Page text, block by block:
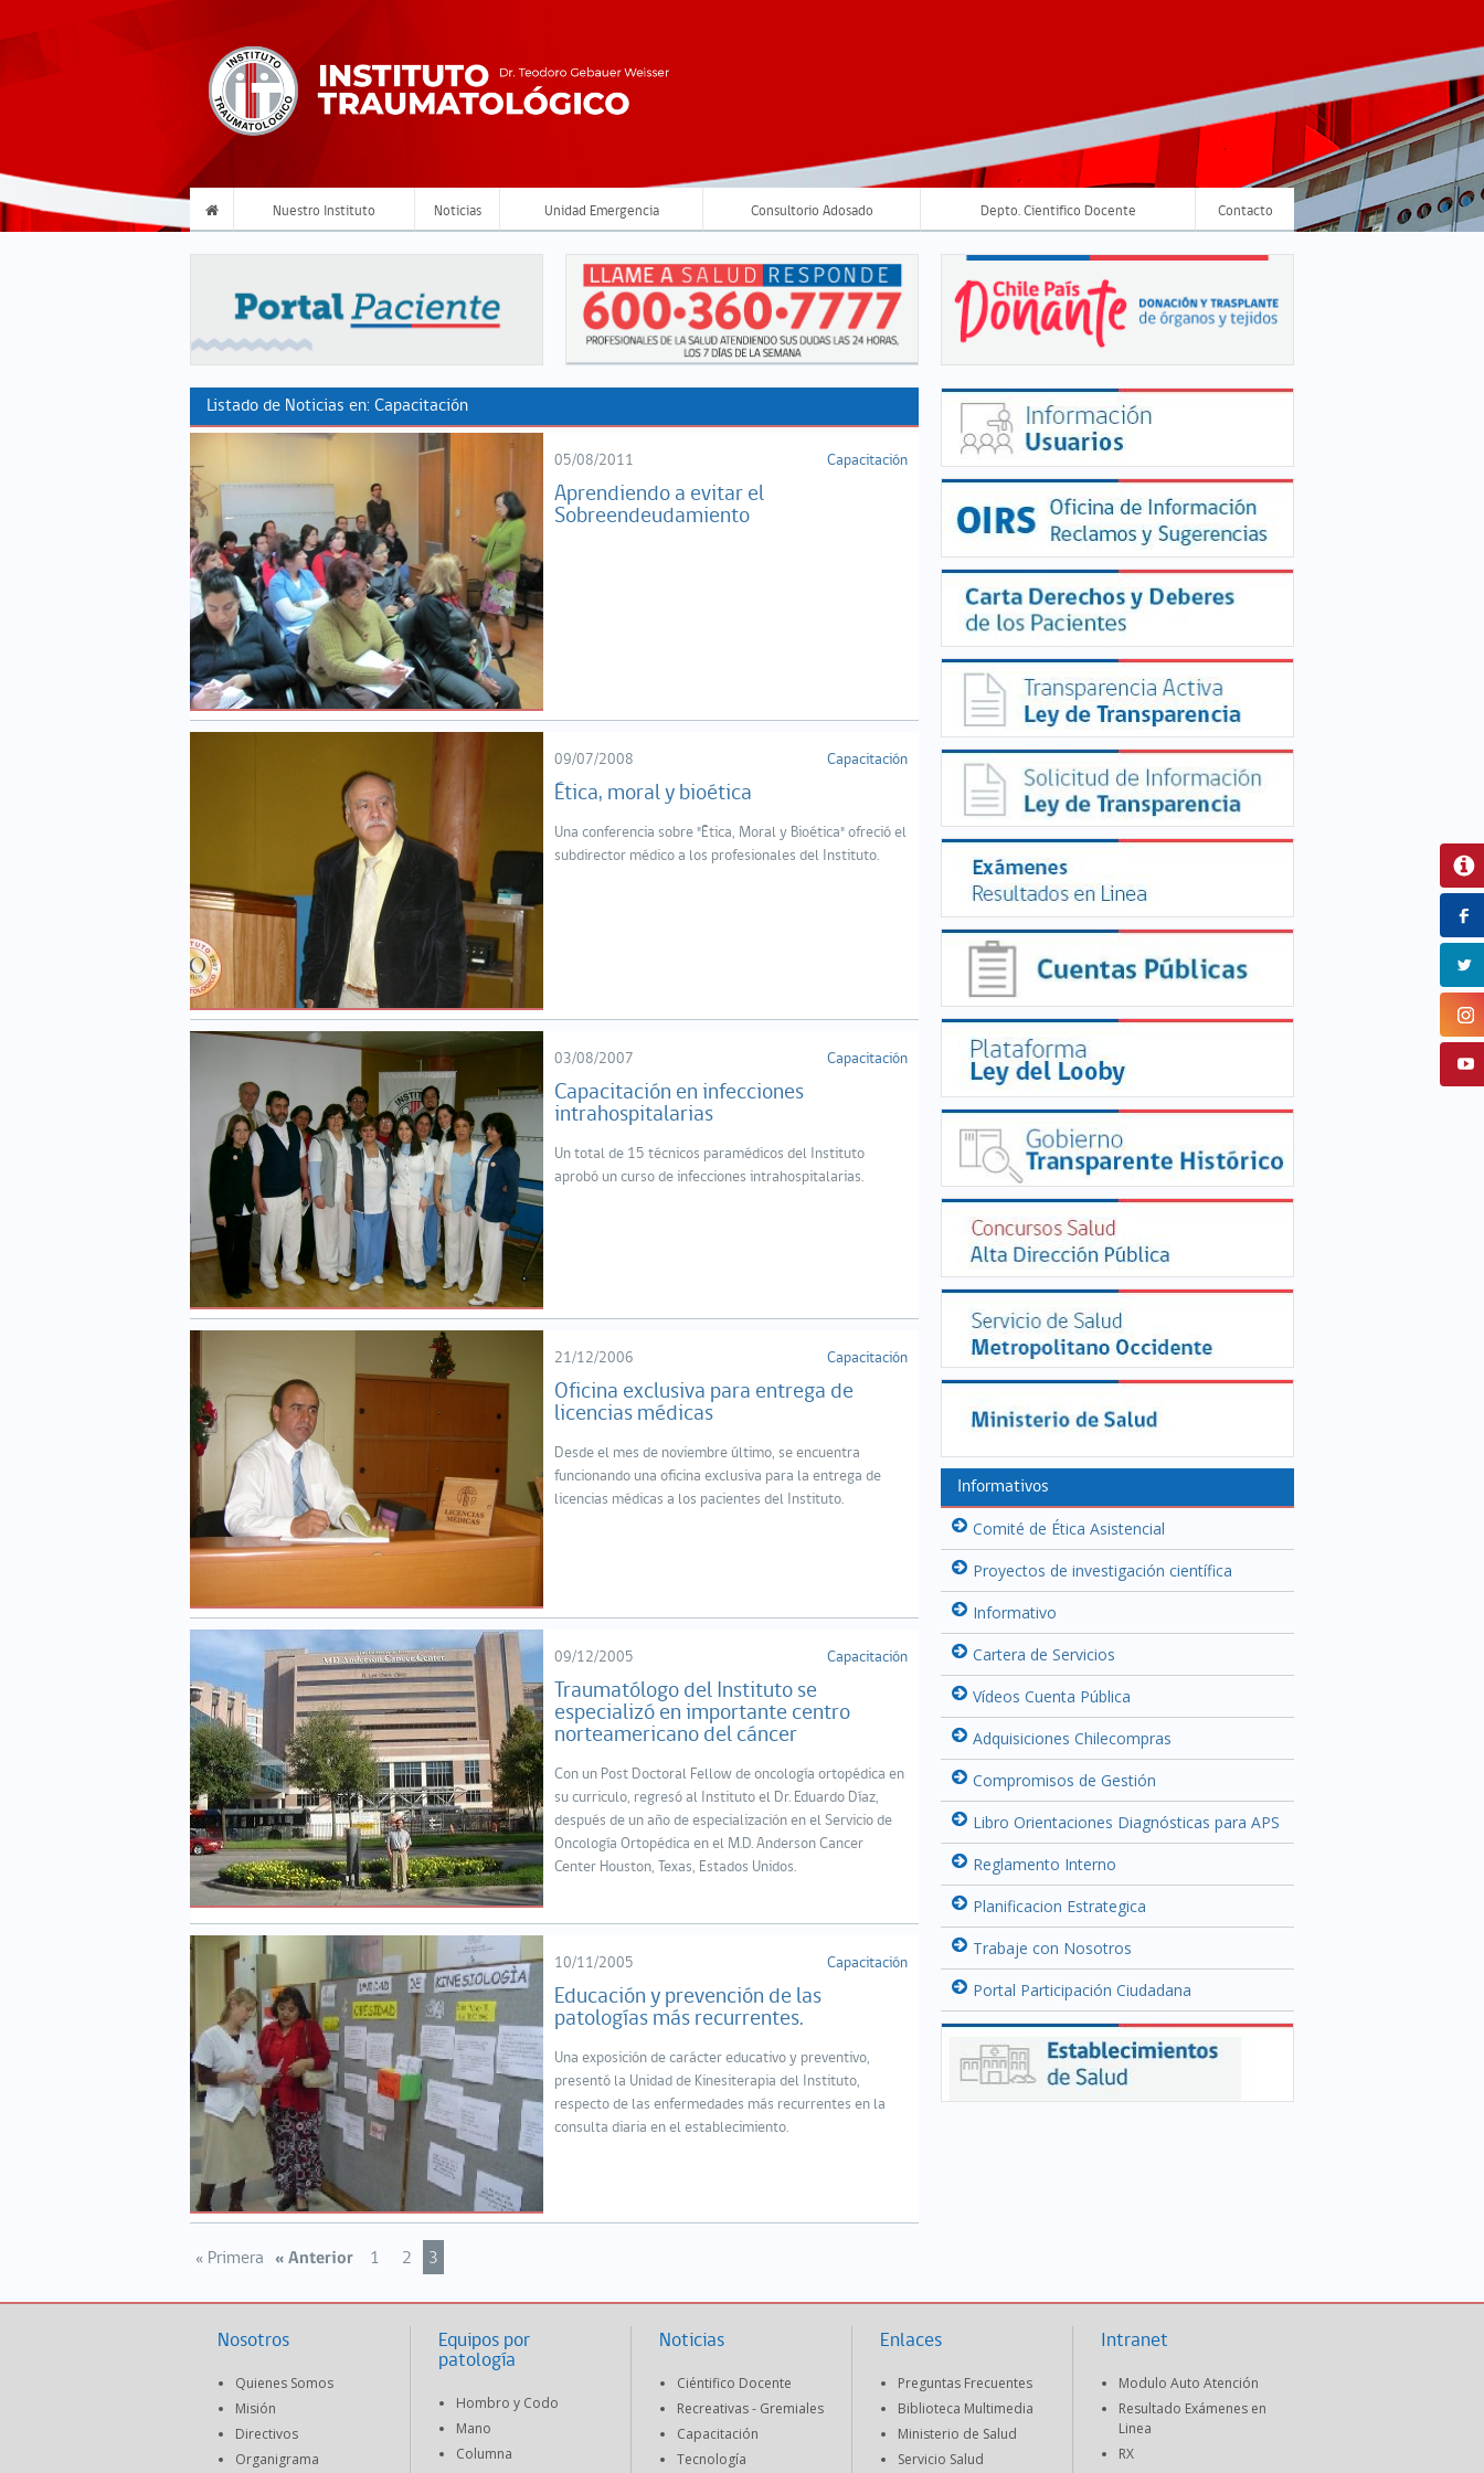
Nuestro Instituto Noticias Unidad Emergencia Consultorio Adosado Depto. Cientifico Docente Contacto
Listado de Noticias en: Capacitación
05/08/2011 Capacitación
Aprendiendo a evitar el
Sobreendeudamiento
09/07/2008 Capacitación
Ética, moral y bioética
Una conferencia sobre "Ética, Moral y Bioética" ofreció el
subdirector médico a los profesionales del Instituto.
03/08/2007 Capacitación
Capacitación en infecciones
intrahospitalarias
Un total de 15 técnicos paramédicos del Instituto
aprobó un curso de infecciones intrahospitalarias.
21/12/2006 Capacitación
Oficina exclusiva para entrega de
licencias médicas
Desde el mes de noviembre último, se encuentra
funcionando una oficina exclusiva para la entrega de
licencias médicas a los pacientes del Instituto.
09/12/2005 Capacitación
Traumatólogo del Instituto se
especializó en importante centro
norteamericano del cáncer
Con un Post Doctoral Fellow de oncología ortopédica en
su curriculo, regresó al Instituto el Dr. Eduardo Díaz,
después de un año de especialización en el Servicio de
Oncología Ortopédica en el M.D. Anderson Cancer
Center Houston, Texas, Estados Unidos.
10/11/2005 Capacitación
Educación y prevención de las
patologías más recurrentes.
Una exposición de carácter educativo y preventivo,
presentó la Unidad de Kinesiterapia del Instituto,
respecto de las enfermedades más recurrentes en la
consulta diaria en el establecimiento.
« Primera « Anterior 1 2 3
Informativos
Comité de Ética Asistencial
Proyectos de investigación científica
Informativo
Cartera de Servicios
Vídeos Cuenta Pública
Adquisiciones Chilecompras
Compromisos de Gestión
Libro Orientaciones Diagnósticas para APS
Reglamento Interno
Planificacion Estrategica
Trabaje con Nosotros
Portal Participación Ciudadana
Nosotros
Quienes Somos
Misión
Directivos
Organigrama
Equipos por
patología
Hombro y Codo
Mano
Columna
Noticias
Ciéntifico Docente
Recreativas - Gremiales
Capacitación
Tecnología
Enlaces
Preguntas Frecuentes
Biblioteca Multimedia
Ministerio de Salud
Servicio Salud
Intranet
Modulo Auto Atención
Resultado Exámenes en
Linea
RX